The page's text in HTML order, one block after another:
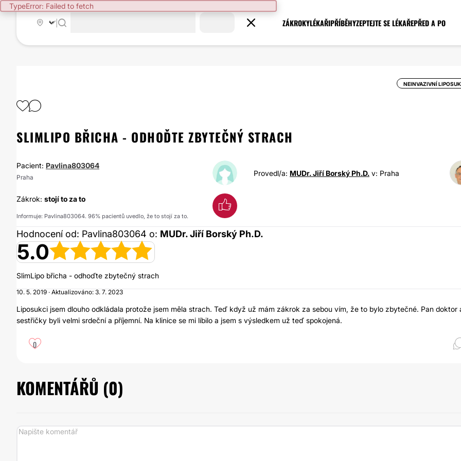
TypeError: Failed to fetch
ZÁKROKYLÉKAŘIPŘÍBĚHYZEPTEJTE SE LÉKAŘEPŘED A PO
NEINVAZIVNÍ
SLIMLIPO BŘICHA - ODHOĎTE ZBYTEČNÝ STRACH
Pacient: Pavlina803064
Praha Provedl/a: MUDr. Jiří Borský Ph.D. v: Praha
Zákrok: stojí to za to
Informuje: Pavlina803064. 96% pacientů uvedlo, že to stojí za to.
Hodnocení od: Pavlina803064 o: MUDr. Jiří Borský Ph.D.
5.0
SlimLipo břicha - odhoďte zbytečný strach
10. 5. 2019 · Aktualizováno: 3. 7. 2023
Liposukci jsem dlouho odkládala protože jsem měla strach. Teď když už mám zákrok za sebou vím, že to bylo zbytečné. Pan doktor
sestřičky byli velmi srdeční a příjemní. Na klinice se mi líbilo a jsem s výsledkem už teď spokojená.
0
KOMENTÁŘŮ (0)